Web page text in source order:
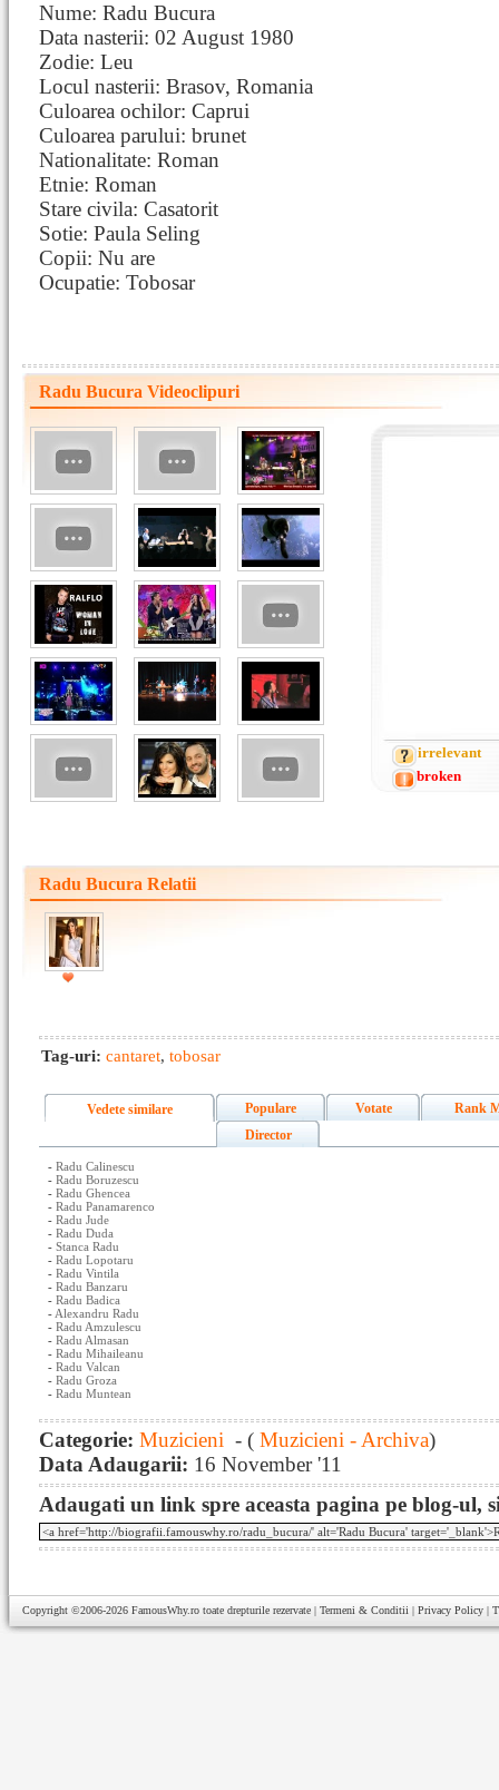
Nume: Radu Bucura
Data nasterii: 02 August 1980
Zodie: Leu
Locul nasterii: Brasov, Romania
Culoarea ochilor: Caprui
Culoarea parului: brunet
Nationalitate: Roman
Etnie: Roman
Stare civila: Casatorit
Sotie: Paula Seling
Copii: Nu are
Ocupatie: Tobosar
Radu Bucura Videoclipuri
irrelevant
broken
Radu Bucura Relatii
Tag-uri: cantaret, tobosar
Vedete similare Populare Votate
Rank
Director
- Radu Calinescu
- Radu Boruzescu
- Radu Ghencea
- Radu Panamarenco
- Radu Jude
- Radu Duda
- Stanca Radu
- Radu Lopotaru
- Radu Vintila
- Radu Banzaru
- Radu Badica
- Alexandru Radu
- Radu Amzulescu
- Radu Almasan
- Radu Mihaileanu
- Radu Valcan
- Radu Groza
- Radu Muntean
Categorie: Muzicieni - ( Muzicieni - Archiva)
Data Adaugarii: 16 November '11
Adaugati un link spre aceasta pagina pe blog-ul,
Copyright ©2006-2026 FamousWhy.ro toate drepturile rezervate | Termeni & Conditii | Privacy Policy |